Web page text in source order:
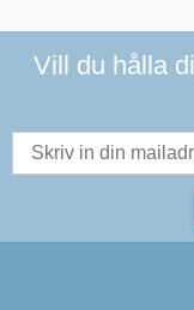
Vill du hålla